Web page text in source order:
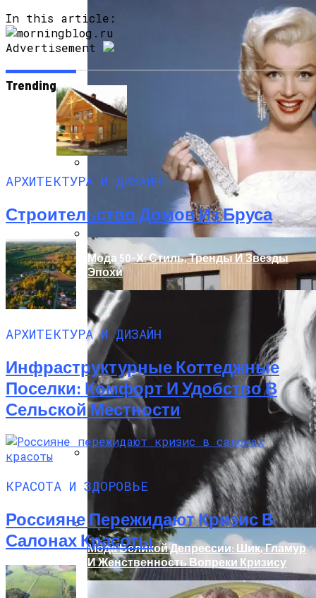
Оценка Будущих Расходов На
Обслуживание Вашего Дома
Дом С Минимальными Инженерными
Трассами Для Комфорта И Удобства
Мода 50-Х: Стиль, Тренды И Звезды
Эпохи
Мода Великой Депрессии: Шик, Гламур
И Женственность Вопреки Кризису
In this article:
Advertisement
Trending
АРХИТЕКТУРА И ДИЗАЙН
Строительство Домов Из Бруса
АРХИТЕКТУРА И ДИЗАЙН
Инфраструктурные Коттеджные
Поселки: Комфорт И Удобство В
Сельской Местности
КРАСОТА И ЗДОРОВЬЕ
Россияне Пережидают Кризис В
Салонах Красоты